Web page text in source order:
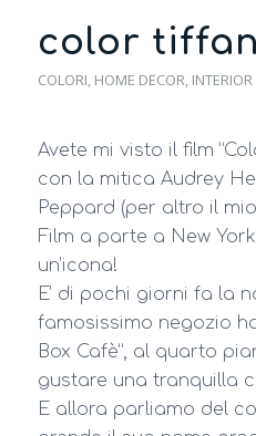
color
COLORI HOME DECOR
Avete mi visto il film
con la mitica Audrey
Peppard (per altro il
Film a parte a New York
un’icona!
E’ di pochi giorni fa la
famosissimo negozio
Box Cafè”, al quarto
gustare una tranquilla
E allora parliamo del